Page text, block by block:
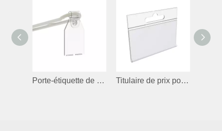
Porte-étiquette de bande de données pour crochet Titulaire de prix pour le crochet